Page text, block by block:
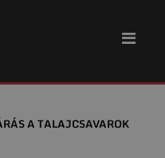
A TALAJCSAVAROK